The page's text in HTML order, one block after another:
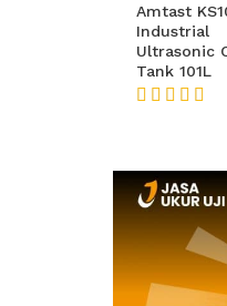
Amtast
Industrial
Ultrasonic
Tank 101L